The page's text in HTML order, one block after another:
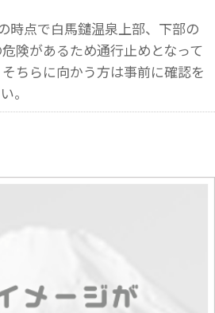
時点で白馬鑓温泉上部、下部の
険があるため通行止めとなって
ちらに向かう方は事前に確認を
。